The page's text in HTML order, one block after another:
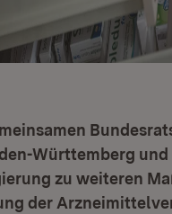
Württemberg und
zu weiteren
der